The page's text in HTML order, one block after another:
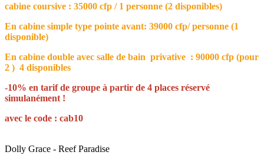
cabine coursive : 35000 cfp / 1 personne (2 disponibles)
En cabine simple type pointe avant: 39000 cfp/ personne (1
disponible)
En cabine double avec salle de bain privative : 90000 cfp (pour
2 ) 4 disponibles
-10% en tarif de groupe à partir de 4 places réservé
simulanément !
avec le code : cab10
Dolly Grace - Reef Paradise